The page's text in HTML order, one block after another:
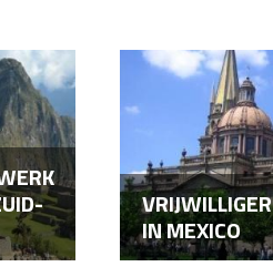
IN MEXICO